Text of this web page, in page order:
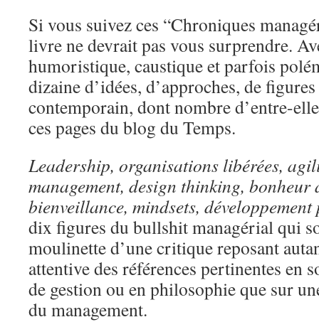
Si vous suivez ces “Chroniques
livre ne devrait pas vous surprendre.
humoristique, caustique et parfois
dizaine d’idées, d’approches, de
contemporain, dont nombre d’entre-
ces pages du blog du Temps.
Leadership, organisations libérées,
management, design thinking, bonheur
bienveillance, mindsets,
dix figures du bullshit managérial qui
moulinette d’une critique reposant
attentive des références pertinentes en
de gestion ou en philosophie que sur
du management.